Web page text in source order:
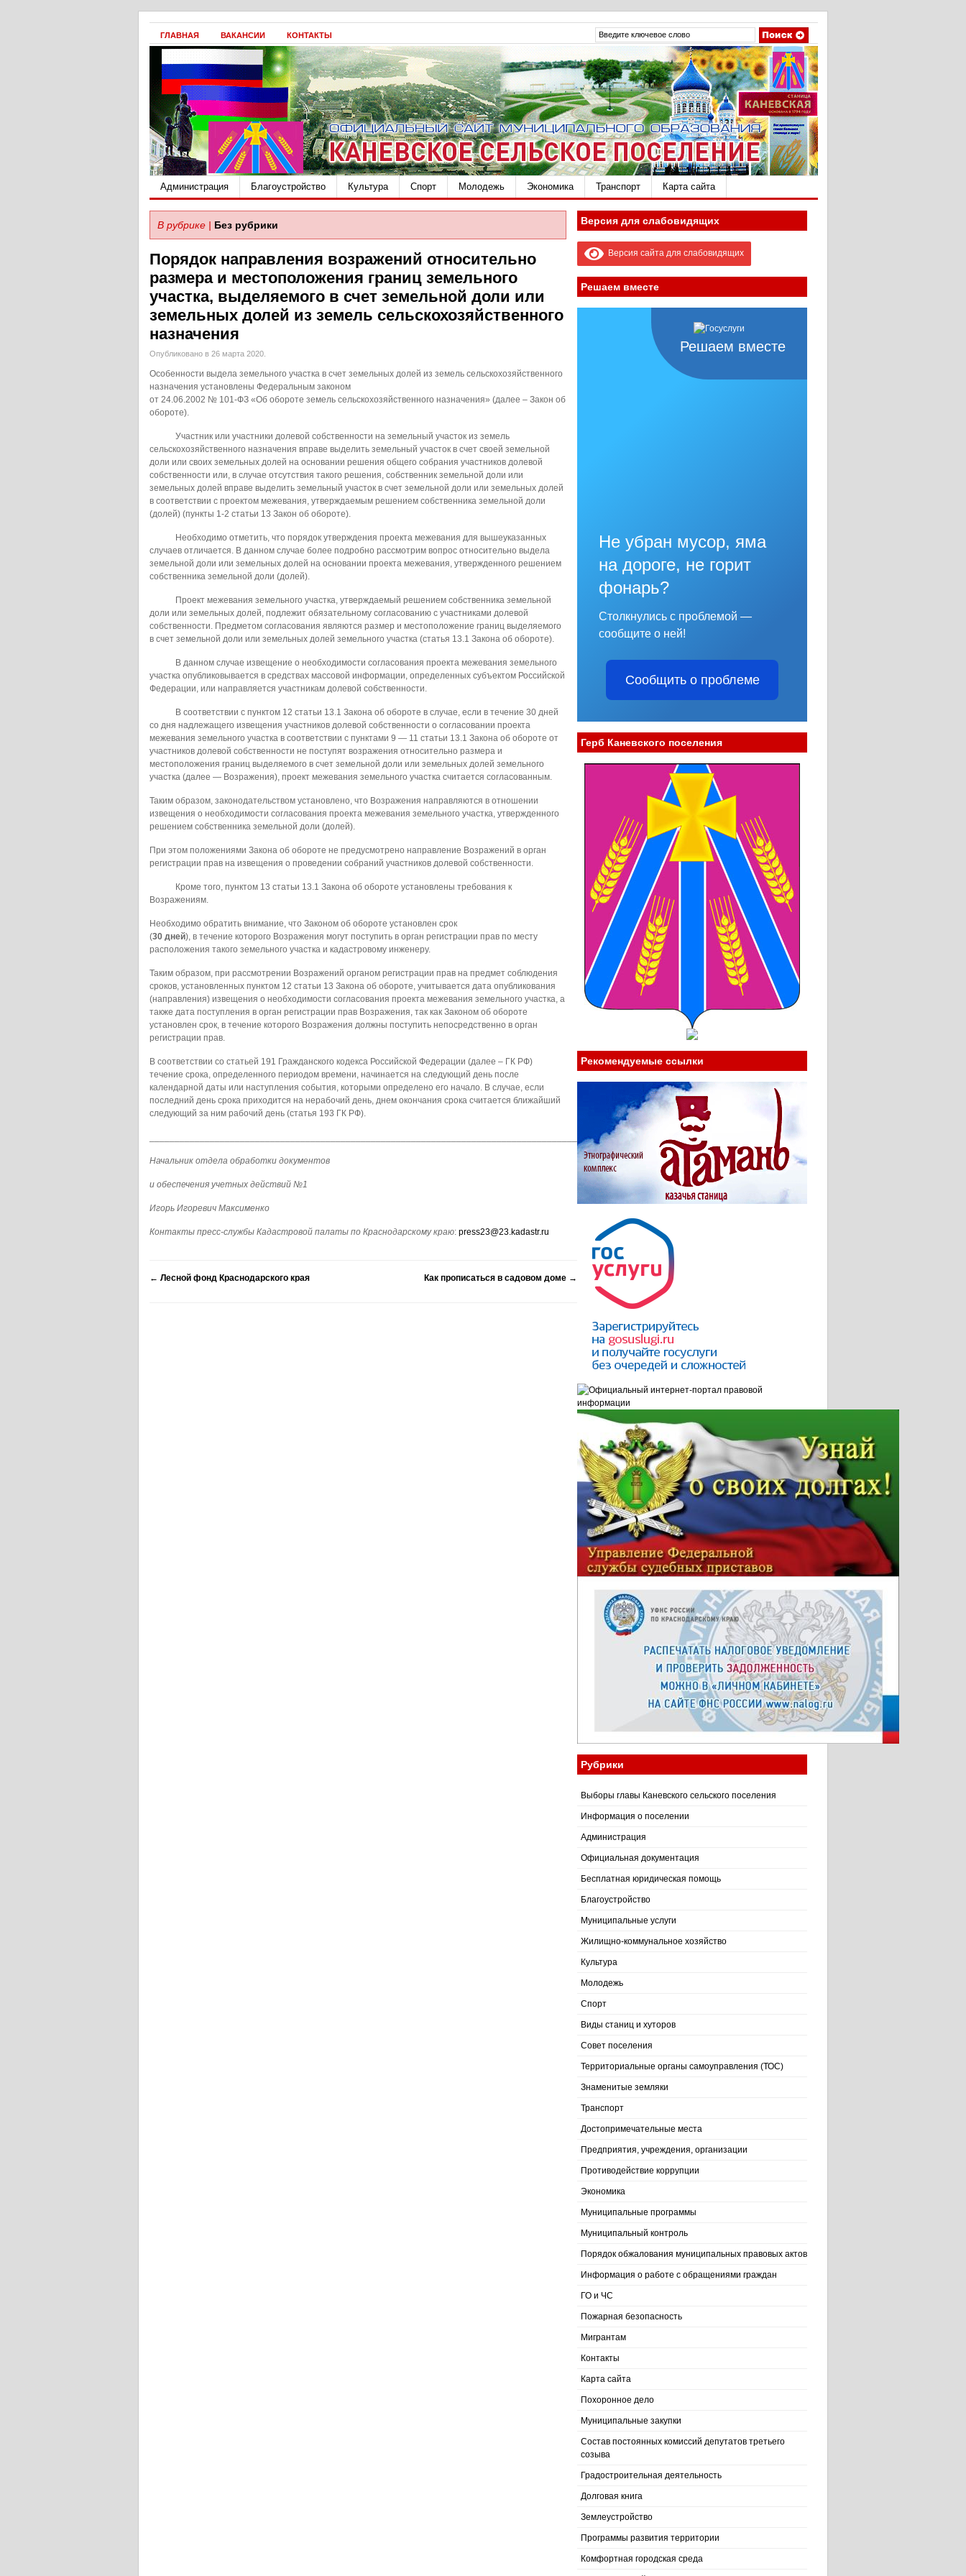
ГЛАВНАЯ ВАКАНСИИ КОНТАКТЫ
Администрация Благоустройство Культура Спорт Молодежь Экономика Транспорт Карта сайта
В рубрике | Без рубрики
Порядок направления возражений относительно
размера и местоположения границ земельного
участка, выделяемого в счет земельной доли или
земельных долей из земель сельскохозяйственного
назначения
Опубликовано в 26 марта 2020.
Особенности выдела земельного участка в счет земельных долей из земель сельскохозяйственного
назначения установлены Федеральным законом
от 24.06.2002 № 101-ФЗ «Об обороте земель сельскохозяйственного назначения» (далее – Закон об
обороте).
Участник или участники долевой собственности на земельный участок из земель
сельскохозяйственного назначения вправе выделить земельный участок в счет своей земельной
доли или своих земельных долей на основании решения общего собрания участников долевой
собственности или, в случае отсутствия такого решения, собственник земельной доли или
земельных долей вправе выделить земельный участок в счет земельной доли или земельных долей
в соответствии с проектом межевания, утверждаемым решением собственника земельной доли
(долей) (пункты 1-2 статьи 13 Закон об обороте).
Необходимо отметить, что порядок утверждения проекта межевания для вышеуказанных
случаев отличается. В данном случае более подробно рассмотрим вопрос относительно выдела
земельной доли или земельных долей на основании проекта межевания, утвержденного решением
собственника земельной доли (долей).
Проект межевания земельного участка, утверждаемый решением собственника земельной
доли или земельных долей, подлежит обязательному согласованию с участниками долевой
собственности. Предметом согласования являются размер и местоположение границ выделяемого
в счет земельной доли или земельных долей земельного участка (статья 13.1 Закона об обороте).
В данном случае извещение о необходимости согласования проекта межевания земельного
участка опубликовывается в средствах массовой информации, определенных субъектом Российской
Федерации, или направляется участникам долевой собственности.
В соответствии с пунктом 12 статьи 13.1 Закона об обороте в случае, если в течение 30 дней
со дня надлежащего извещения участников долевой собственности о согласовании проекта
межевания земельного участка в соответствии с пунктами 9 — 11 статьи 13.1 Закона об обороте от
участников долевой собственности не поступят возражения относительно размера и
местоположения границ выделяемого в счет земельной доли или земельных долей земельного
участка (далее — Возражения), проект межевания земельного участка считается согласованным.
Таким образом, законодательством установлено, что Возражения направляются в отношении
извещения о необходимости согласования проекта межевания земельного участка, утвержденного
решением собственника земельной доли (долей).
При этом положениями Закона об обороте не предусмотрено направление Возражений в орган
регистрации прав на извещения о проведении собраний участников долевой собственности.
Кроме того, пунктом 13 статьи 13.1 Закона об обороте установлены требования к
Возражениям.
Необходимо обратить внимание, что Законом об обороте установлен срок
(30 дней), в течение которого Возражения могут поступить в орган регистрации прав по месту
расположения такого земельного участка и кадастровому инженеру.
Таким образом, при рассмотрении Возражений органом регистрации прав на предмет соблюдения
сроков, установленных пунктом 12 статьи 13 Закона об обороте, учитывается дата опубликования
(направления) извещения о необходимости согласования проекта межевания земельного участка, а
также дата поступления в орган регистрации прав Возражения, так как Законом об обороте
установлен срок, в течение которого Возражения должны поступить непосредственно в орган
регистрации прав.
В соответствии со статьей 191 Гражданского кодекса Российской Федерации (далее – ГК РФ)
течение срока, определенного периодом времени, начинается на следующий день после
календарной даты или наступления события, которыми определено его начало. В случае, если
последний день срока приходится на нерабочий день, днем окончания срока считается ближайший
следующий за ним рабочий день (статья 193 ГК РФ).
______________________________________________________________________________________________________
Начальник отдела обработки документов
и обеспечения учетных действий №1
Игорь Игоревич Максименко
Контакты пресс-службы Кадастровой палаты по Краснодарскому краю: press23@23.kadastr.ru
← Лесной фонд Краснодарского края Как прописаться в садовом доме →
Версия для слабовидящих
Версия сайта для слабовидящих
Решаем вместе
Решаем вместе
Не убран мусор, яма
на дороге, не горит
фонарь?
Столкнулись с проблемой —
сообщите о ней!
Сообщить о проблеме
Герб Каневского поселения
Рекомендуемые ссылки
Рубрики
Выборы главы Каневского сельского поселения
Информация о поселении
Администрация
Официальная документация
Бесплатная юридическая помощь
Благоустройство
Муниципальные услуги
Жилищно-коммунальное хозяйство
Культура
Молодежь
Спорт
Виды станиц и хуторов
Совет поселения
Территориальные органы самоуправления (ТОС)
Знаменитые земляки
Транспорт
Достопримечательные места
Предприятия, учреждения, организации
Противодействие коррупции
Экономика
Муниципальные программы
Муниципальный контроль
Порядок обжалования муниципальных правовых актов
Информация о работе с обращениями граждан
ГО и ЧС
Пожарная безопасность
Мигрантам
Контакты
Карта сайта
Похоронное дело
Муниципальные закупки
Состав постоянных комиссий депутатов третьего
созыва
Градостроительная деятельность
Долговая книга
Землеустройство
Программы развития территории
Комфортная городская среда